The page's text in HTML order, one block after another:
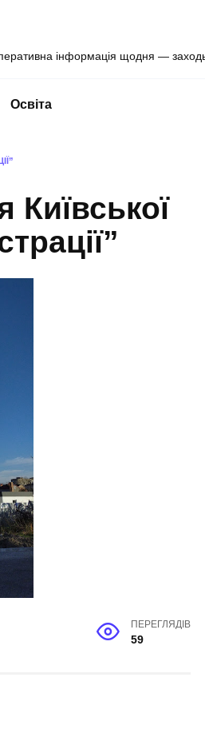
інформація щодня —
Освіта
Київської
ПЕРЕГЛЯДІВ
59